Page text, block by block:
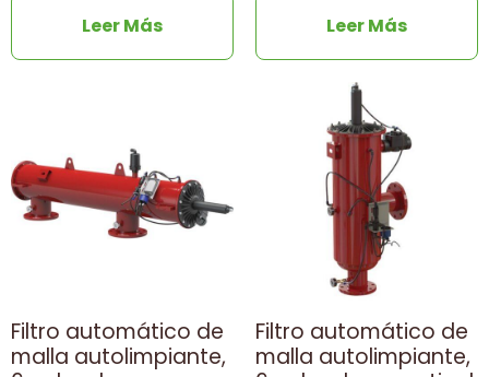
Leer Más Leer Más
Filtro automático de
malla autolimpiante,
Filtro automático de
malla autolimpiante,